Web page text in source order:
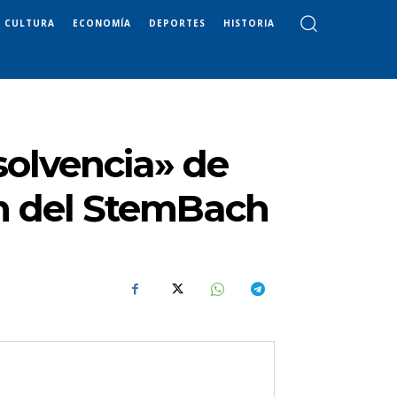
CULTURA ECONOMÍA DEPORTES HISTORIA
de
del StemBach